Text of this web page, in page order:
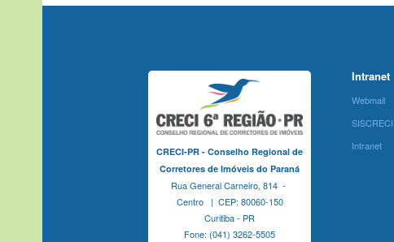
CRECI-PR - Conselho Regional de
Corretores de Imóveis do Paraná
Rua General Carneiro, 814 -
Centro | CEP: 80060-150
Curitiba - PR
Fone: (041) 3262-5505
Intranet
Webmail
SISCRECI
Intranet